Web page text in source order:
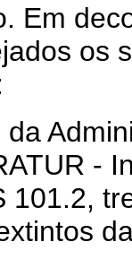
os
-
101.2,